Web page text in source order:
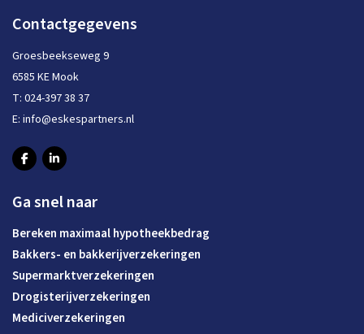
Contactgegevens
Groesbeekseweg 9
6585 KE Mook
T: 024-397 38 37
E: info@eskespartners.nl
Ga snel naar
Bereken maximaal hypotheekbedrag
Bakkers- en bakkerijverzekeringen
Supermarktverzekeringen
Drogisterijverzekeringen
Mediciverzekeringen